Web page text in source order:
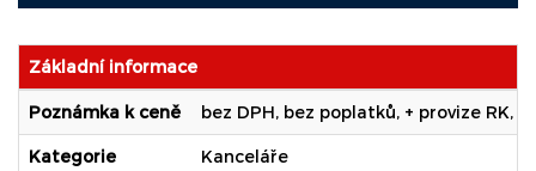
Základní informace
Poznámka k ceně bez DPH, bez poplatků, + provize RK,
Kategorie Kanceláře